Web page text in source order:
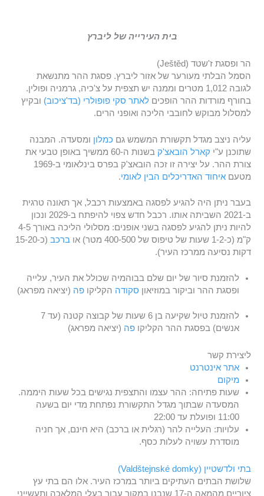
בית העירייה של ליברץ
הר ופסגת ז'שטד (Ještěd)
הסמל הבלתי מעורער של אזור ליברץ. פסגת ההר מתנשאת
לגובה 1,012 מטרים וממנה יש תצפית על צ'כיה, גרמניה ופולין.
בחורף מורדות ההר הופכיםלאתר סקי פופולרי (בד'ציכוב) ובקיץ
למסלול מבוקש לחובבי הליכה ואופני הרים.
עליה ניצב מגדל תקשורת המשמש גם כמלון ומסעדה. המבנה
שתוכנן ע"י קארל הובאצ'ק
בשנות ה-60 ממשיך באופן טבעי את
צורת ההר. על יצירה זו זכה הובאצ'ק בפרס בינלאומי ב-1969
מטעםאיחוד האדריכלים הבין לאומי.
בעבר ניתן היה להגיע לפסגה באמצעות רכבל, אך תאונה טרגית
ב-2021 השביתה אותו. רכבל חדש צפוי להיפתח ב-2029 ונכון
להיות ניתן להגיע לפסגה בשני אופנים: מסלולי הליכה באורך 4-5
ק"מ (כ-1-2 שעות של טיפוס של 400-500 מטר) או
ברכב
(כ-15-20
דקות נסיעה ממרכז העיר).
להזמנת סיור של יום שלם בבוהמיה שכולל את העיר, עלייה
ופסגת ההר וביקור במוזיאון סקודה הקליקופה (יציאה מפראג)
להזמנת טיול שקיעה בן 6 שעות של קבוצה קטנה (עד 7
אנשים) בפסגת ההר הקליקופה (יציאה מפראג)
ליצירת קשר
אתר אינטרנט
מיקום
שעות פתיחה: ההר עצמו והתצפית נגישים בכל שעות היממה.
המסעדה שבתוך מגדל התקשורת נפתחת מדי יום בשעה
11:00 ופועלת עד 22:00
עלויות: העלייה להר (רגלית או ברכב) היא חינם, אך חניה
מוסדרת עשויה לעלות כסף.
בתי ולדשטיין (Valdštejnské domky)
שלושת הבתים העתיקים ביותר במרכז העיר. אלו הם בתי עץ
ציוריים מהמאה ה-17 שנבנו במקור עבור בעלי המלאכה ותעשייני